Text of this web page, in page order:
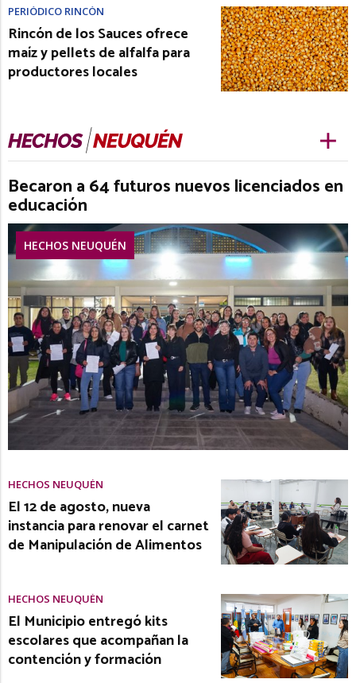
PERIÓDICO RINCÓN
Rincón de los Sauces ofrece
maíz y pellets de alfalfa para
productores locales
Becaron a 64 futuros nuevos licenciados en
educación
HECHOS NEUQUÉN
HECHOS NEUQUÉN
El 12 de agosto, nueva
instancia para renovar el carnet
de Manipulación de Alimentos
HECHOS NEUQUÉN
El Municipio entregó kits
escolares que acompañan la
contención y formación